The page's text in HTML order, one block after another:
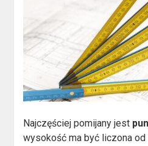
Najczęściej pomijany jest
wysokość ma być liczona od